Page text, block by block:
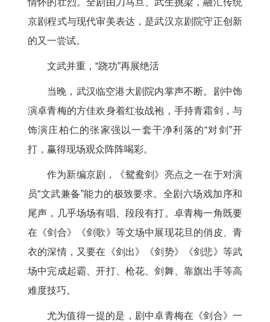
京剧程式与现代审美表达，是武汉京剧院守正创新
的又一尝试。
文武并重，“跷功”再展绝活
当晚，武汉临空港大剧院内掌声不断。剧中饰
演卓青梅的方佳欢身着红妆战袍，手持青霜剑，与
饰演庄柏仁的张家强以一套干净利落的“对剑”开
打，赢得现场观众阵阵喝彩。
作为新编京剧，《鸳鸯剑》亮点之一在于对演
员“文武兼备”能力的极致要求。全剧六场戏加序和
尾声，几乎场场有唱、段段有打。卓青梅一角既要
在《剑合》《剑歌》等文场中展现花旦的俏皮、青
衣的深情，又要在《剑出》《剑势》《剑悲》等武
场中完成起霸、开打、枪花、剑舞、靠旗出手等高
难度技巧。
尤为值得一提的是，剧中卓青梅在《剑合》一